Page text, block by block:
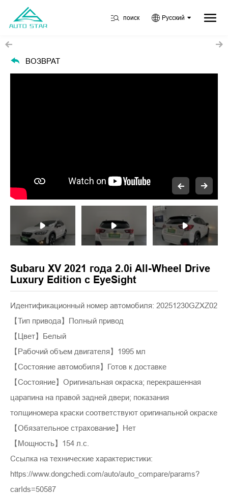
поиск Русский
ВОЗВРАТ
Subaru XV 2021 года 2.0i All-Wheel Drive
Luxury Edition с EyeSight
Идентификационный номер автомобиля: 20251230GZXZ02
【Тип привода】Полный привод
【Цвет】Белый
【Рабочий объем двигателя】1995 мл
【Состояние автомобиля】Готов к доставке
【Состояние】Оригинальная окраска; перекрашенная
царапина на правой задней двери; показания
толщиномера краски соответствуют оригинальной окраске
【Обязательное страхование】Нет
【Мощность】154 л.с.
Ссылка на технические характеристики:
https://www.dongchedi.com/auto/auto_compare/params?
carIds=50587